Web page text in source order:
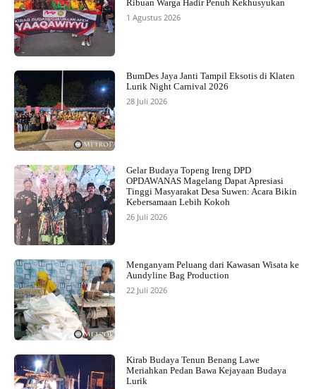
Ribuan Warga Hadir Penuh Kekhusyukan
1 Agustus 2026
BumDes Jaya Janti Tampil Eksotis di Klaten
Lurik Night Carnival 2026
28 Juli 2026
Gelar Budaya Topeng Ireng DPD
OPDAWANAS Magelang Dapat Apresiasi
Tinggi Masyarakat Desa Suwen: Acara Bikin
Kebersamaan Lebih Kokoh
26 Juli 2026
Menganyam Peluang dari Kawasan Wisata ke
Aundyline Bag Production
22 Juli 2026
Kirab Budaya Tenun Benang Lawe
Meriahkan Pedan Bawa Kejayaan Budaya
Lurik